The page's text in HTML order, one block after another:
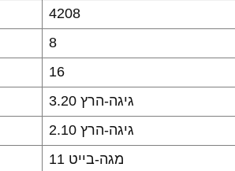
4208
8
16
3.20 גיגה-הרץ
2.10 גיגה-הרץ
11 מגה-בייט